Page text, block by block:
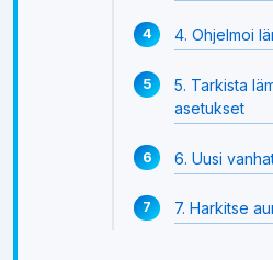
4. Ohjelmoi
5. Tarkista
asetukset
6. Uusi
7. Harkitse